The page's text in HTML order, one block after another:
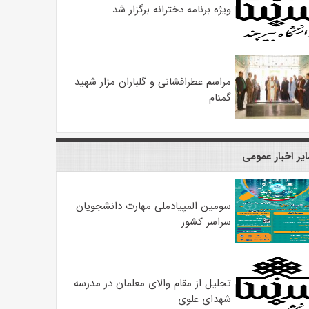
ویژه برنامه دخترانه برگزار شد
مراسم عطرافشانی و گلباران مزار شهید
گمنام
اخبار عمومی
سومین المپیادملی مهارت دانشجویان
سراسر کشور
تجلیل از مقام والای معلمان در مدرسه
شهدای علوی